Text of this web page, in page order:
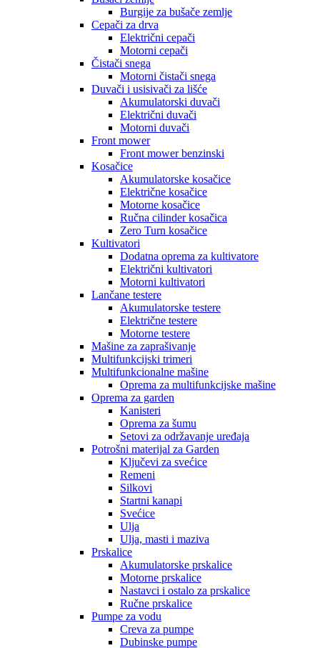
Burgije za bušače zemlje
Cepači za drva
Električni cepači
Motorni cepači
Čistači snega
Motorni čistači snega
Duvači i usisivači za lišće
Akumulatorski duvači
Električni duvači
Motorni duvači
Front mower
Front mower benzinski
Kosačice
Akumulatorske kosačice
Električne kosačice
Motorne kosačice
Ručna cilinder kosačica
Zero Turn kosačice
Kultivatori
Dodatna oprema za kultivatore
Električni kultivatori
Motorni kultivatori
Lančane testere
Akumulatorske testere
Električne testere
Motorne testere
Mašine za zaprašivanje
Multifunkcijski trimeri
Multifunkcionalne mašine
Oprema za multifunkcijske mašine
Oprema za garden
Kanisteri
Oprema za šumu
Setovi za održavanje uređaja
Potrošni materijal za Garden
Ključevi za svećice
Remeni
Silkovi
Startni kanapi
Svećice
Ulja
Ulja, masti i maziva
Prskalice
Akumulatorske prskalice
Motorne prskalice
Nastavci i ostalo za prskalice
Ručne prskalice
Pumpe za vodu
Creva za pumpe
Dubinske pumpe